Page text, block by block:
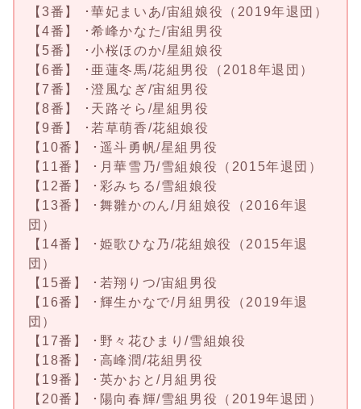
【3番】 ･華妃まいあ/宙組娘役（2019年退団）
【4番】 ･希峰かなた/宙組男役
【5番】 ･小桜ほのか/星組娘役
【6番】 ･亜蓮冬馬/花組男役（2018年退団）
【7番】 ･澄風なぎ/宙組男役
【8番】 ･天路そら/星組男役
【9番】 ･若草萌香/花組娘役
【10番】 ･遥斗勇帆/星組男役
【11番】 ･月華雪乃/雪組娘役（2015年退団）
【12番】 ･彩みちる/雪組娘役
【13番】 ･舞雛かのん/月組娘役（2016年退
団）
【14番】 ･姫歌ひな乃/花組娘役（2015年退
団）
【15番】 ･若翔りつ/宙組男役
【16番】 ･輝生かなで/月組男役（2019年退
団）
【17番】 ･野々花ひまり/雪組娘役
【18番】 ･高峰潤/花組男役
【19番】 ･英かおと/月組男役
【20番】 ･陽向春輝/雪組男役（2019年退団）